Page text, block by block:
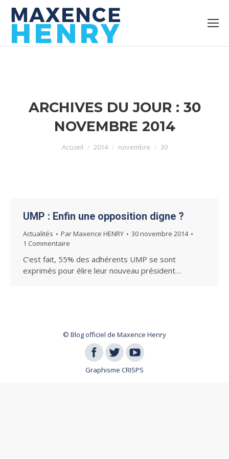
ARCHIVES DU JOUR : 30
NOVEMBRE 2014
Accueil 2014 novembre 30
UMP : Enfin une opposition digne ?
Actualités ParMaxence HENRY
30 novembre 2014
1 Commentaire
C’est fait, 55% des adhérents UMP se sont
exprimés pour élire leur nouveau président…
© Blog officiel de Maxence Henry
Graphisme CRISPS